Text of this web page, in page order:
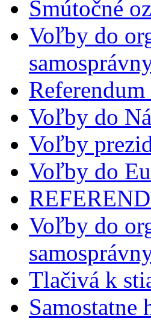
Smútočné
Voľby do
Voľby do
Voľby
Voľby do
Voľby do
Tlačivá k